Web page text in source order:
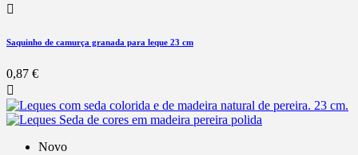

Saquinho de camurça granada para leque 23 cm
0,87 €

Novo